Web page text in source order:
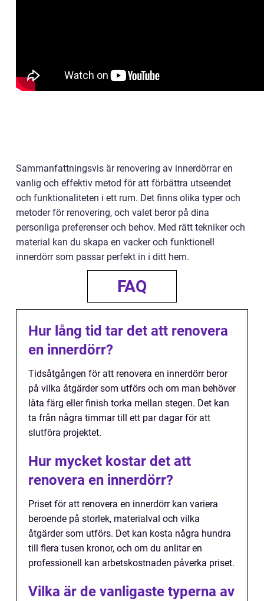
Sammanfattningsvis är renovering av innerdörrar en
vanlig och effektiv metod för att förbättra utseendet
och funktionaliteten i ett rum. Det finns olika typer och
metoder för renovering, och valet beror på dina
personliga preferenser och behov. Med rätt tekniker och
material kan du skapa en vacker och funktionell
innerdörr som passar perfekt in i ditt hem.
FAQ
Hur lång tid tar det att renovera
en innerdörr?
Tidsåtgången för att renovera en innerdörr beror
på vilka åtgärder som utförs och om man behöver
låta färg eller finish torka mellan stegen. Det kan
ta från några timmar till ett par dagar för att
slutföra projektet.
Hur mycket kostar det att
renovera en innerdörr?
Priset för att renovera en innerdörr kan variera
beroende på storlek, materialval och vilka
åtgärder som utförs. Det kan kosta några hundra
till flera tusen kronor, och om du anlitar en
professionell kan arbetskostnaden påverka priset.
Vilka är de vanligaste typerna av